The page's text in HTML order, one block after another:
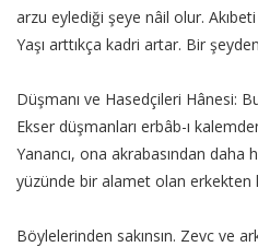
arzu eylediği şeye nâil olur.
Yaşı arttıkça kadri artar. Bir
Düşmanı ve Hasedçileri Hânesi:
Ekser düşmanları erbâb-ı
Yanancı, ona akrabasından daha
yüzünde bir alamet olan erkekten
Böylelerinden sakınsın. Zevc ve